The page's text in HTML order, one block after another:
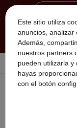
Este sitio utiliza
anuncios, analizar
Además,
nuestros partners
pueden utilizarla
hayas
con el botón
Inicio > Utara >
TODAS LAS